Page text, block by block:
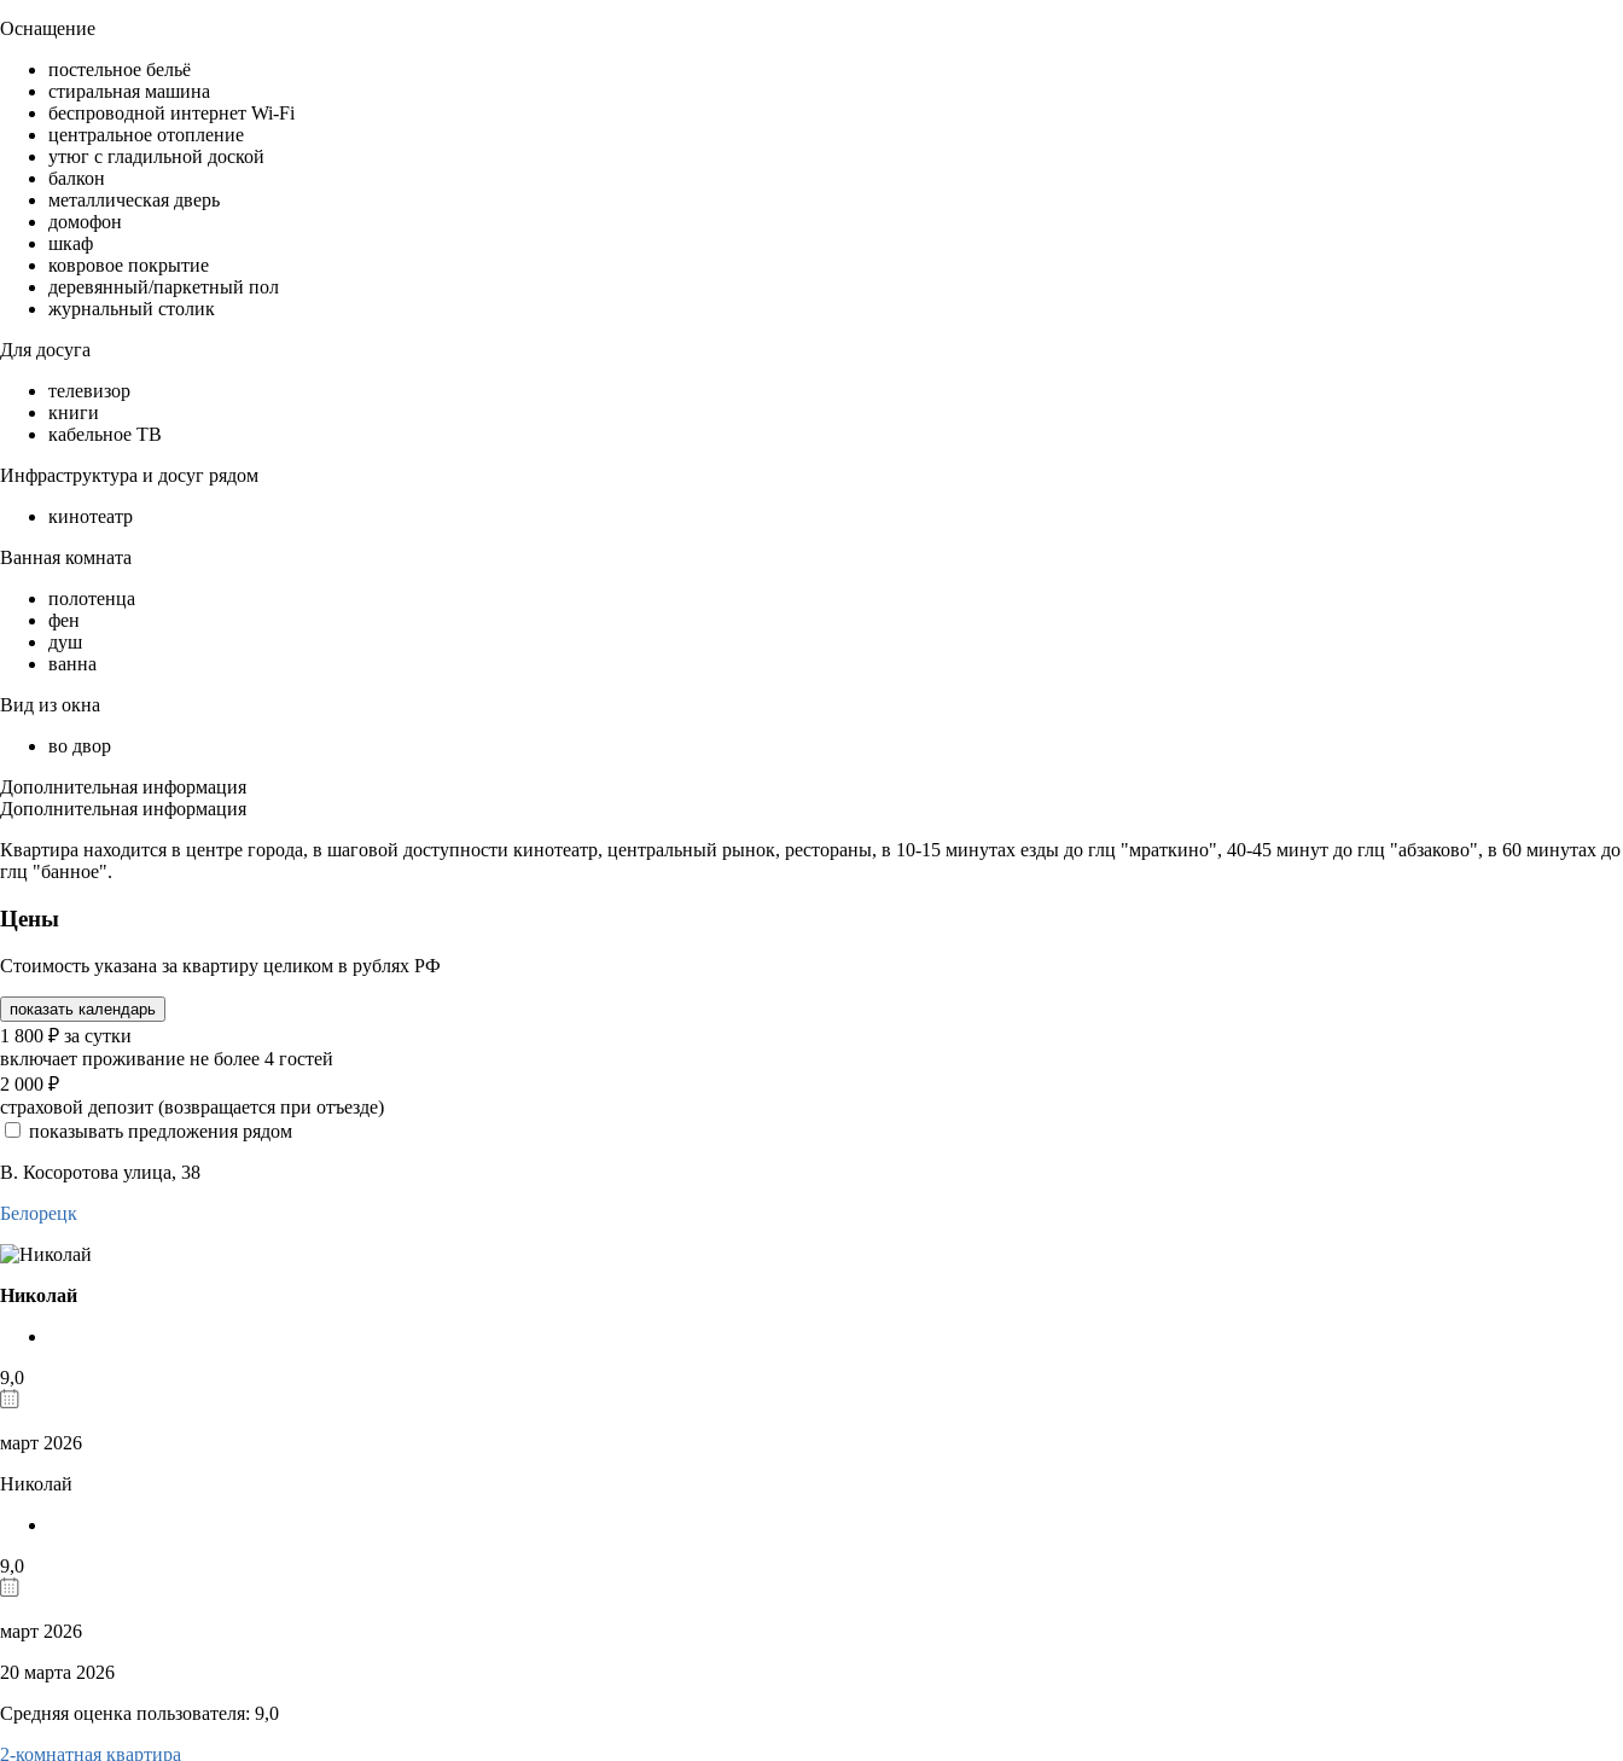
Оснащение
постельное бельё
стиральная машина
беспроводной интернет Wi-Fi
центральное отопление
утюг с гладильной доской
балкон
металлическая дверь
домофон
шкаф
ковровое покрытие
деревянный/паркетный пол
журнальный столик
Для досуга
телевизор
книги
кабельное ТВ
Инфраструктура и досуг рядом
кинотеатр
Ванная комната
полотенца
фен
душ
ванна
Вид из окна
во двор
Дополнительная информация
Дополнительная информация
Квартира находится в центре города, в шаговой доступности кинотеатр, центральный рынок, рестораны, в 10-15 минутах езды до глц "мраткино", 40-45 минут до глц "абзаково", в 60 минутах до
глц "банное".
Цены
Стоимость указана за квартиру целиком в рублях РФ
показать календарь
1 800 ₽ за сутки
включает проживание не более 4 гостей
2 000 ₽
страховой депозит (возвращается при отъезде)
показывать предложения рядом
В. Косоротова улица, 38
Белорецк
Николай
9,0
март 2026
Николай
9,0
март 2026
20 марта 2026
Средняя оценка пользователя: 9,0
2-комнатная квартира